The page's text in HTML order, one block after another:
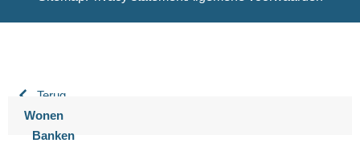
Terug
Wonen
Banken